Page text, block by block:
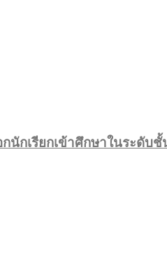
กเรียกเข้าศึกษาในระดับ